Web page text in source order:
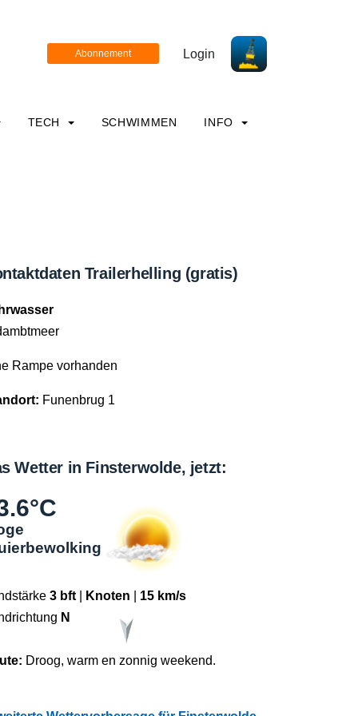
Login
TECH SCHWIMMEN INFO
Trailerhelling (gratis)
Rampe vorhanden
Funenbrug 1
Wetter in Finsterwolde, jetzt:
3 bft Knoten
15 km/s
N
Droog, warm en zonnig weekend.